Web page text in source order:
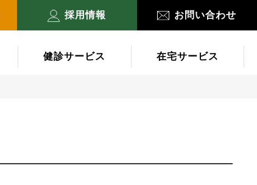
採用情報 お問い合わせ
健診サービス 在宅サービス